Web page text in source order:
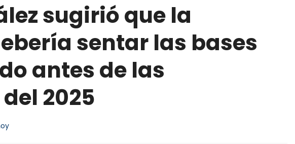
sugirió que la
sentar las bases
antes de las
2025